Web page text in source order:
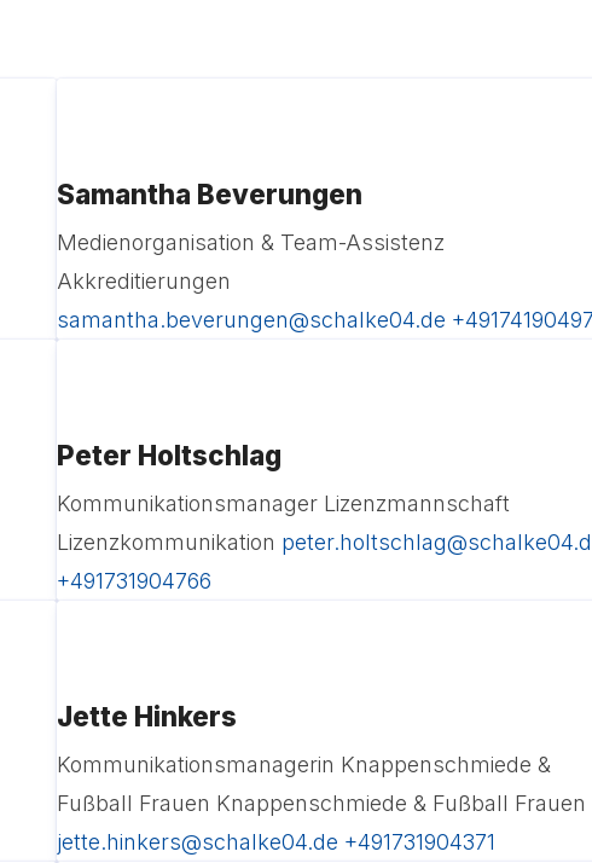
Samantha Beverungen
Medienorganisation & Team-Assistenz
Akkreditierungen
samantha.beverungen@schalke04.de
Peter Holtschlag
Kommunikationsmanager Lizenzmannschaft
Lizenzkommunikation
+491731904766
Jette Hinkers
Kommunikationsmanagerin Knappenschmiede &
Fußball Frauen Knappenschmiede & Fußball Frauen
jette.hinkers@schalke04.de +491731904371